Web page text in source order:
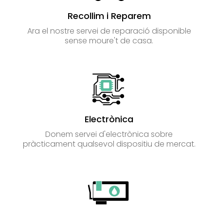
Recollim i Reparem
Ara el nostre servei de reparació disponible
sense moure't de casa.
Electrònica
Donem servei d'electrònica sobre
pràcticament qualsevol dispositiu de mercat.